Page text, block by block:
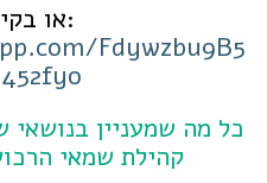
או בקישור זה:
Fdywzbu9B5
כל מה שמעניין
קהילת שמאי